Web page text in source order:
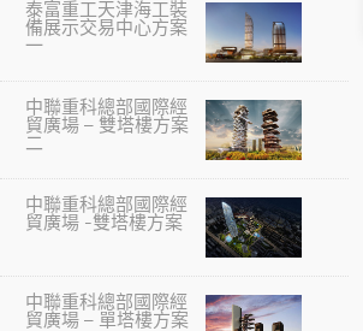
泰富重工天津海工裝
備展示交易中心方案
一
中聯重科總部國際經
貿廣場 – 雙塔樓方案
二
中聯重科總部國際經
貿廣場 -雙塔樓方案
中聯重科總部國際經
貿廣場 – 單塔樓方案